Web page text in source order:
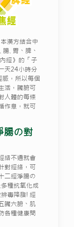
漢方結合中
､胃、脾、
經》的「子
天24小時分
，所以每個
活，臟腑可
人體的每條
作息，就可
腸の對
絡不通就會
對經絡，可
二經淨腸の
種抗氧化成
毒降脂! 經
臟六腑、肌
各種健康問